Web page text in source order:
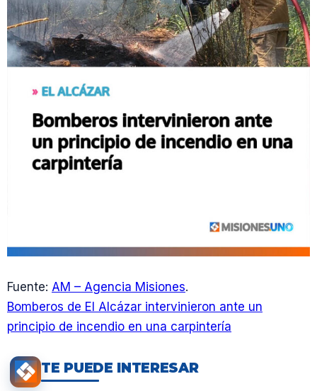
Fuente: AM – Agencia Misiones.
Bomberos de El Alcázar intervinieron ante un
principio de incendio en una carpintería
TE PUEDE INTERESAR